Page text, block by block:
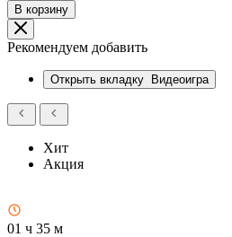
В корзину
Рекомендуем добавить
Открыть вкладку Видеоигра
Хит
Акция
01 ч 35 м